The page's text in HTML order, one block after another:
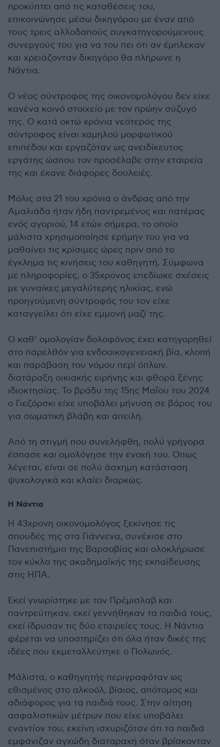
προκύπτει από τις καταθέσεις του,
επικοινώνησε μέσω δικηγόρου με έναν από
τους τρεις αλλοδαπούς συγκατηγορούμενους
συνεργούς του για να του πει ότι αν έμπλεκαν
και χρειάζονταν δικηγόρο θα πλήρωνε η
Νάντια.
Ο νέος σύντροφος της οικονομολόγου δεν είχε
κανένα κοινό στοιχείο με τον πρώην σύζυγό
της. Ο κατά οκτώ χρόνια νεότερός της
σύντροφος είναι χαμηλού μορφωτικού
επιπέδου και εργαζόταν ως ανειδίκευτος
εργάτης ώσπου τον προσέλαβε στην εταιρεία
της και έκανε διάφορες δουλειές.
Μόλις στα 21 του χρόνια ο άνδρας από την
Αμαλιάδα ήταν ήδη παντρεμένος και πατέρας
ενός αγοριού, 14 ετών σήμερα, το οποίο
μάλιστα χρησιμοποίησε ερήμην του για να
μαθαίνει τις κρίσιμες ώρες πριν από το
έγκλημα τις κινήσεις του καθηγητή. Σύμφωνα
με πληροφορίες, ο 35χρονος επεδίωκε σχέσεις
με γυναίκες μεγαλύτερης ηλικίας, ενώ
προηγούμενη σύντροφός του τον είχε
καταγγείλει ότι είχε εμμονή μαζί της.
Ο καθ’ ομολογίαν δολοφόνος έχει κατηγορηθεί
στο παρελθόν για ενδοοικογενειακή βία, κλοπή
και παράβαση του νόμου περί όπλων,
διατάραξη οικιακής ειρήνης και φθορά ξένης
ιδιοκτησίας. Το βράδυ της 15ης Μαΐου του 2024
ο Γιεζόρσκι είχε υποβάλει μήνυση σε βάρος του
για σωματική βλάβη και απειλή.
Από τη στιγμή που συνελήφθη, πολύ γρήγορα
έσπασε και ομολόγησε την ενοχή του. Οπως
λέγεται, είναι σε πολύ άσχημη κατάσταση
ψυχολογικά και κλαίει διαρκώς.
Η Νάντια
H 43χρονη οικονομολόγος ξεκίνησε τις
σπουδές της στα Γιάννενα, συνέχισε στο
Πανεπιστήμιο της Βαρσοβίας και ολοκλήρωσε
τον κύκλο της ακαδημαϊκής της εκπαίδευσης
στις ΗΠΑ.
Εκεί γνωρίστηκε με τον Πρέμισλαβ και
παντρεύτηκαν, εκεί γεννήθηκαν τα παιδιά τους,
εκεί ίδρυσαν τις δύο εταιρείες τους. Η Νάντια
φέρεται να υποστηρίζει ότι όλα ήταν δικές της
ιδέες που εκμεταλλεύτηκε ο Πολωνός.
Μάλιστα, ο καθηγητής περιγραφόταν ως
εθισμένος στο αλκοόλ, βίαιος, απότομος και
αδιάφορος για τα παιδιά τους. Στην αίτηση
ασφαλιστικών μέτρων που είχε υποβάλει
εναντίον του, εκείνη ισχυριζόταν ότι τα παιδιά
εμφάνιζαν αγχώδη διαταραχή όταν βρίσκονταν